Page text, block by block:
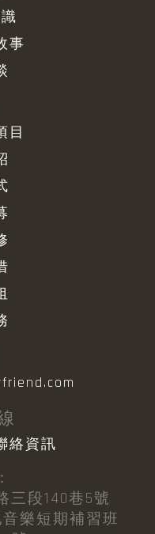
事
目
絡資訊
三段140巷5號
樂短期補習班